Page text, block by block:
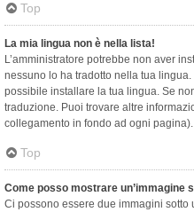
Top
La mia lingua non è nella lista!
L’amministratore potrebbe non aver
nessuno lo ha tradotto nella tua
possibile installare la tua lingua. Se
traduzione. Puoi trovare altre
collegamento in fondo ad ogni pagina).
Top
Come posso mostrare un’immagine
Ci possono essere due immagini